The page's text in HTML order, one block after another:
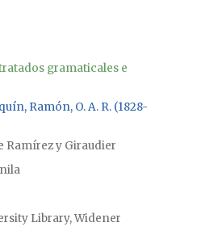
gramaticales e
Ramón, O. A. R. (1828-
Ramírez y Giraudier
Library, Widener